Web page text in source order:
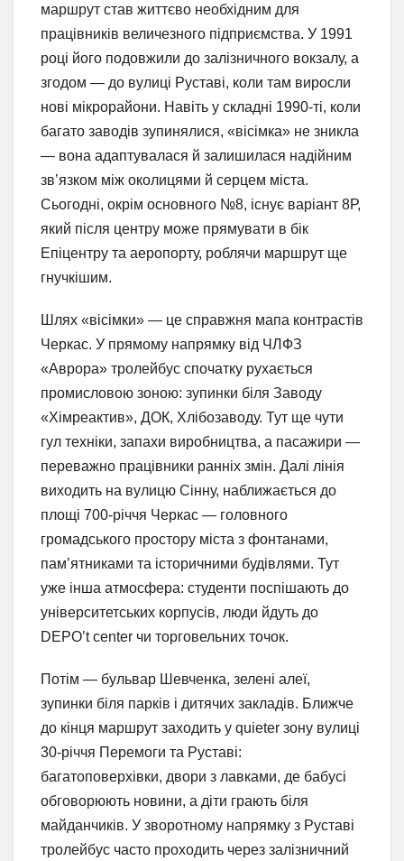
маршрут став життєво необхідним для
працівників величезного підприємства. У 1991
році його подовжили до залізничного вокзалу, а
згодом — до вулиці Руставі, коли там виросли
нові мікрорайони. Навіть у складні 1990-ті, коли
багато заводів зупинялися, «вісімка» не зникла
— вона адаптувалася й залишилася надійним
зв’язком між околицями й серцем міста.
Сьогодні, окрім основного №8, існує варіант 8Р,
який після центру може прямувати в бік
Епіцентру та аеропорту, роблячи маршрут ще
гнучкішим.
Шлях «вісімки» — це справжня мапа контрастів
Черкас. У прямому напрямку від ЧЛФЗ
«Аврора» тролейбус спочатку рухається
промисловою зоною: зупинки біля Заводу
«Хімреактив», ДОК, Хлібозаводу. Тут ще чути
гул техніки, запахи виробництва, а пасажири —
переважно працівники ранніх змін. Далі лінія
виходить на вулицю Сінну, наближається до
площі 700-річчя Черкас — головного
громадського простору міста з фонтанами,
пам’ятниками та історичними будівлями. Тут
уже інша атмосфера: студенти поспішають до
університетських корпусів, люди йдуть до
DEPO’t center чи торговельних точок.
Потім — бульвар Шевченка, зелені алеї,
зупинки біля парків і дитячих закладів. Ближче
до кінця маршрут заходить у quieter зону вулиці
30-річчя Перемоги та Руставі:
багатоповерхівки, двори з лавками, де бабусі
обговорюють новини, а діти грають біля
майданчиків. У зворотному напрямку з Руставі
тролейбус часто проходить через залізничний